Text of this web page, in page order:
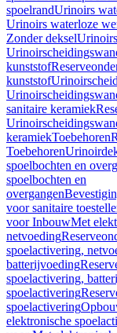
spoelrandUrinoirs
Urinoirs waterloze
Zonder deksel
kunststof
kunststof
sanitaire keramiek
keramiekToebehoren
Toebehoren
spoelbochten en
spoelbochten en
overgangen
voor sanitaire
voor InbouwMet
netvoeding
spoelactivering,
batterijvoeding
spoelactivering,
spoelactivering
spoelactivering
elektronische